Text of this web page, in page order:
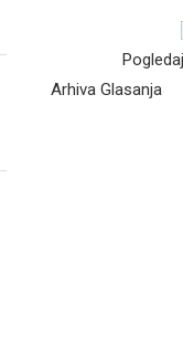
Arhiva Glasanja